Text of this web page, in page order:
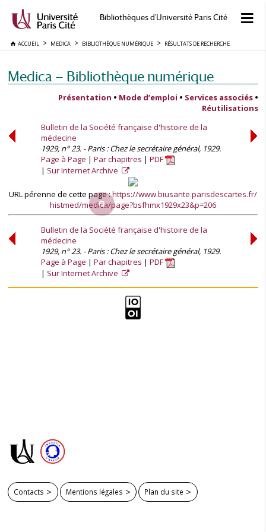
Bibliothèques d'Université Paris Cité
ACCUEIL MEDICA BIBLIOTHÈQUE NUMÉRIQUE RÉSULTATS DE RECHERCHE
Medica — Bibliothèque numérique
Présentation • Mode d’emploi • Services associés •
Réutilisations
Bulletin de la Société française d'histoire de la
médecine
1929, n° 23. - Paris : Chez le secrétaire général, 1929.
Page à Page
Par chapitres
PDF
Sur Internet Archive
URL pérenne de cette page :https://www.biusante.parisdescartes.fr/
histmed/medica/page?bsfhmx1929x23&p=206
Bulletin de la Société française d'histoire de la
médecine
1929, n° 23. - Paris : Chez le secrétaire général, 1929.
Page à Page
Par chapitres
PDF
Sur Internet Archive
Contacts Mentions légales Plan du site